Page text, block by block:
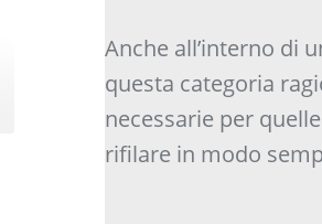
Anche all’interno di
questa categoria
necessarie per
rifilare in modo